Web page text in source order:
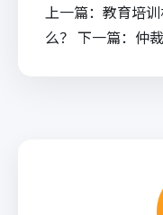
上一篇： 教育培
么？ 下一篇： 仲